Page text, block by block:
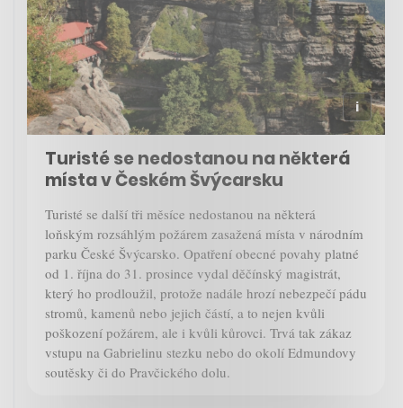
Turisté se nedostanou na některá
místa v Českém Švýcarsku
Turisté se další tři měsíce nedostanou na některá
loňským rozsáhlým požárem zasažená místa v národním
parku České Švýcarsko. Opatření obecné povahy platné
od 1. října do 31. prosince vydal děčínský magistrát,
který ho prodloužil, protože nadále hrozí nebezpečí pádu
stromů, kamenů nebo jejich částí, a to nejen kvůli
poškození požárem, ale i kvůli kůrovci. Trvá tak zákaz
vstupu na Gabrielinu stezku nebo do okolí Edmundovy
soutěsky či do Pravčického dolu.